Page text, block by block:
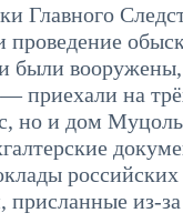
Главного
были
на
но и дом
присланные из-